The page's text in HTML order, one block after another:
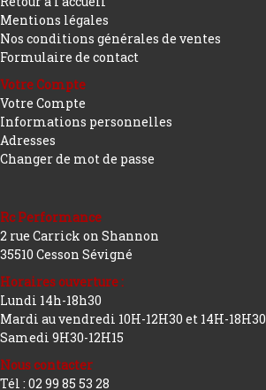
Mentions légales
Nos conditions générales de ventes
Formulaire de contact
Votre Compte
Votre Compte
Informations personnelles
Adresses
Changer de mot de passe
Rc Performance
2 rue Carrick on Shannon
35510 Cesson Sévigné
Horaires ouverture :
Lundi 14h-18h30
Mardi au vendredi 10H-12H30 et 14H-18H30
Samedi 9H30-12H15
Nous contacter
Tél : 02 99 85 53 28